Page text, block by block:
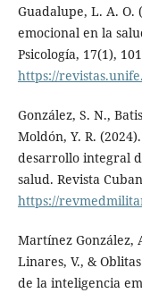
Guadalupe, L. A. O.
emocional en la
Psicología, 17(1),
https://
González, S. N.,
Moldón, Y. R.
desarrollo integral
salud. Revista
https://
Martínez González,
Linares, V., &
de la inteligencia